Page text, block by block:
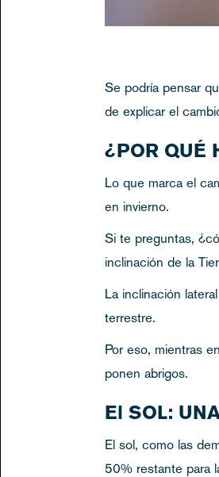
Se podría pensar
de explicar el
¿POR QUÉ
Lo que marca el
en invierno.
Si te preguntas,
inclinación de la
La inclinación
terrestre.
Por eso, mientras
ponen abrigos.
El SOL:
El sol, como las
50% restante para